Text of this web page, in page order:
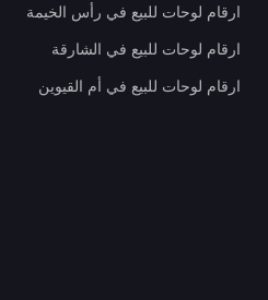
ارقام لوحات للبيع في رأس الخيمة
ارقام لوحات للبيع في الشارقة
ارقام لوحات للبيع في أم القيوين